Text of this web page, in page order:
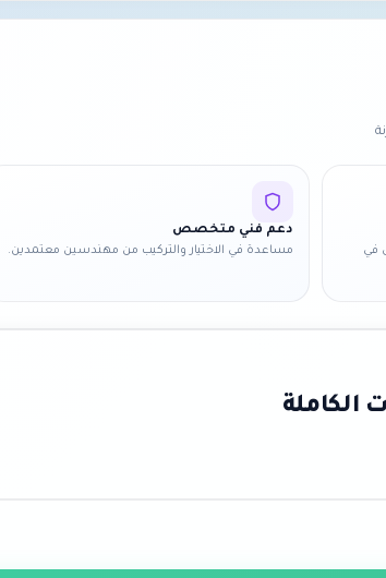
في
دعم فني متخصص
مساعدة في الاختيار والتركيب من مهندسين معتمدين.
الكاملة